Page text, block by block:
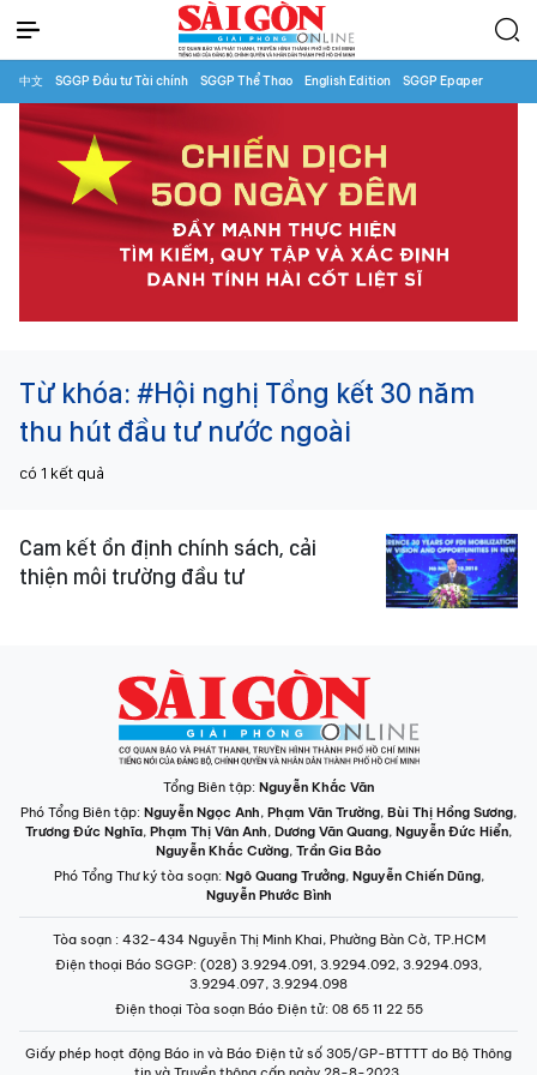
中文 SGGP Đầu tư Tài chính SGGP Thể Thao English Edition SGGP Epaper
Từ khóa: #Hội nghị Tổng kết 30 năm
thu hút đầu tư nước ngoài
có 1 kết quả
Cam kết ổn định chính sách, cải
thiện môi trường đầu tư
Tổng Biên tập: Nguyễn Khắc Văn
Phó Tổng Biên tập: Nguyễn Ngọc Anh, Phạm Văn Trường, Bùi Thị Hồng Sương,
Trương Đức Nghĩa, Phạm Thị Vân Anh, Dương Văn Quang, Nguyễn Đức Hiển,
Nguyễn Khắc Cường, Trần Gia Bảo
Phó Tổng Thư ký tòa soạn: Ngô Quang Trưởng, Nguyễn Chiến Dũng,
Nguyễn Phước Bình
Tòa soạn : 432-434 Nguyễn Thị Minh Khai, Phường Bàn Cờ, TP.HCM
Điện thoại Báo SGGP: (028) 3.9294.091, 3.9294.092, 3.9294.093,
3.9294.097, 3.9294.098
Điện thoại Tòa soạn Báo Điện tử: 08 65 11 22 55
Giấy phép hoạt động Báo in và Báo Điện tử số 305/GP-BTTTT do Bộ Thông